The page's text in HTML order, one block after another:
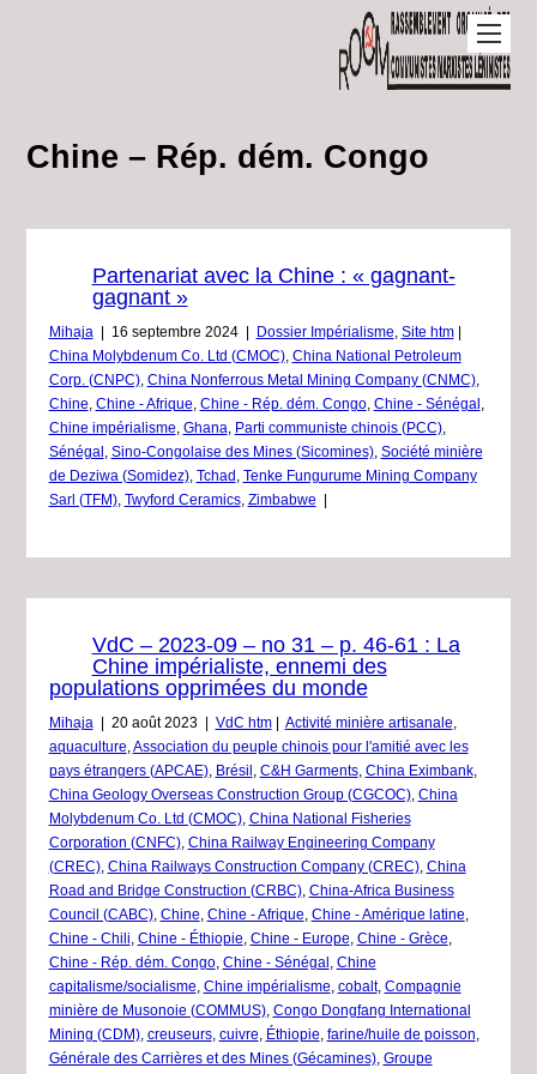
Chine – Rép. dém. Congo
Partenariat avec la Chine : « gagnant-
gagnant »
Mihaja 16 septembre 2024 Dossier Impérialisme Site htm
China Molybdenum Co. Ltd (CMOC), China National Petroleum
Corp. (CNPC), China Nonferrous Metal Mining Company (CNMC),
Chine Chine - Afrique Chine - Rép. dém. Congo, Chine - Sénégal
Chine impérialisme Ghana Parti communiste chinois (PCC),
Sénégal
Sino-Congolaise des Mines (Sicomines), Société minière
de Deziwa (Somidez), Tchad
Tenke Fungurume Mining Company
Sarl (TFM), Twyford Ceramics, Zimbabwe
VdC – 2023-09 – no 31 – p. 46-61 : La
Chine impérialiste, ennemi des
populations opprimées du monde
Mihaja 20 août 2023 VdC htm Activité minière artisanale
aquaculture Association du peuple chinois pour l'amitié avec les
pays étrangers (APCAE), Brésil C&H Garments, China Eximbank,
China Geology Overseas Construction Group (CGCOC), China
Molybdenum Co. Ltd (CMOC), China National Fisheries
Corporation (CNFC), China Railway Engineering Company
(CREC), China Railways Construction Company (CREC), China
Road and Bridge Construction (CRBC), China-Africa Business
Council (CABC), Chine Chine - Afrique Chine - Amérique latine
Chine - Chili Chine - Éthiopie Chine - Europe Chine - Grèce
Chine - Rép. dém. Congo, Chine - Sénégal
Chine
capitalisme/socialisme Chine impérialisme cobalt, Compagnie
minière de Musonoie (COMMUS), Congo Dongfang International
Mining (CDM), creuseurs, cuivre Éthiopie farine/huile de poisson
Générale des Carrières et des Mines (Gécamines), Groupe